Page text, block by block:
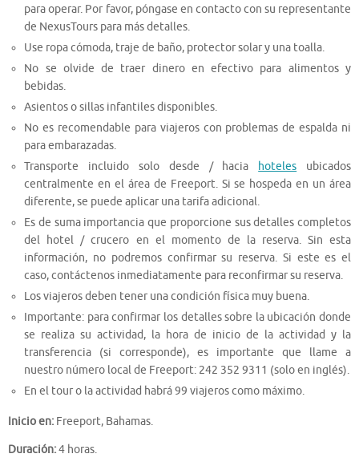
para operar. Por favor, póngase en contacto con su representante
de NexusTours para más detalles.
Use ropa cómoda, traje de baño, protector solar y una toalla.
No se olvide de traer dinero en efectivo para alimentos y
bebidas.
Asientos o sillas infantiles disponibles.
No es recomendable para viajeros con problemas de espalda ni
para embarazadas.
Transporte incluido solo desde / hacia
hoteles ubicados
centralmente en el área de Freeport. Si se hospeda en un área
diferente, se puede aplicar una tarifa adicional.
Es de suma importancia que proporcione sus detalles completos
del hotel / crucero en el momento de la reserva. Sin esta
información, no podremos confirmar su reserva. Si este es el
caso, contáctenos inmediatamente para reconfirmar su reserva.
Los viajeros deben tener una condición física muy buena.
Importante: para confirmar los detalles sobre la ubicación donde
se realiza su actividad, la hora de inicio de la actividad y la
transferencia (si corresponde), es importante que llame a
nuestro número local de Freeport: 242 352 9311 (solo en inglés).
En el tour o la actividad habrá 99 viajeros como máximo.
Inicio en: Freeport, Bahamas.
Duración:4 horas.